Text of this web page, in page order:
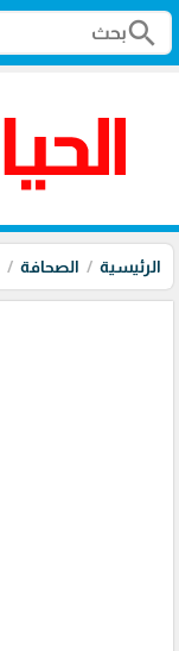
search
الرئيسية الصحافة